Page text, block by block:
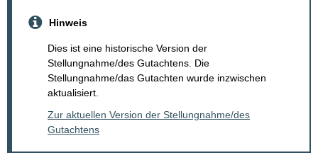
Hinweis
Dies ist eine historische Version der
Stellungnahme/des Gutachtens. Die
Stellungnahme/das Gutachten wurde inzwischen
aktualisiert.
Zur aktuellen Version der Stellungnahme/des
Gutachtens